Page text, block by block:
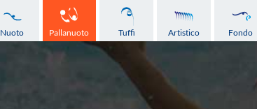
Nuoto Pallanuoto Tuffi Artistico Fondo